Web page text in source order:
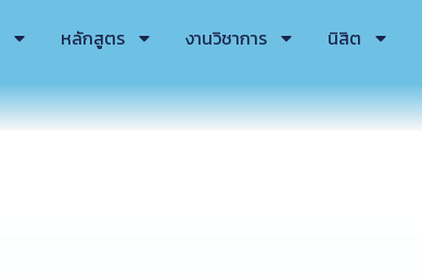
หลักสูตร งานวิชาการ นิสิต